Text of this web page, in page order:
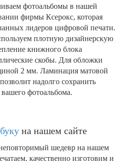
фотоальбомы в нашей
фирмы Ксерокс, которая
лидеров цифровой печати.
плотную дизайнерскую
книжного блока
скобы. Для обложки
2 мм. Ламинация матовой
надолго сохранить
фотоальбома.
на нашем сайте
шедевр на нашем
качественно изготовим и